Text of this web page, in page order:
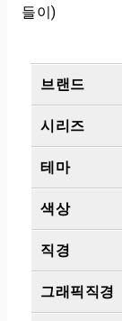
들이)
브랜드
시리즈
테마
색상
직경
그래픽직경